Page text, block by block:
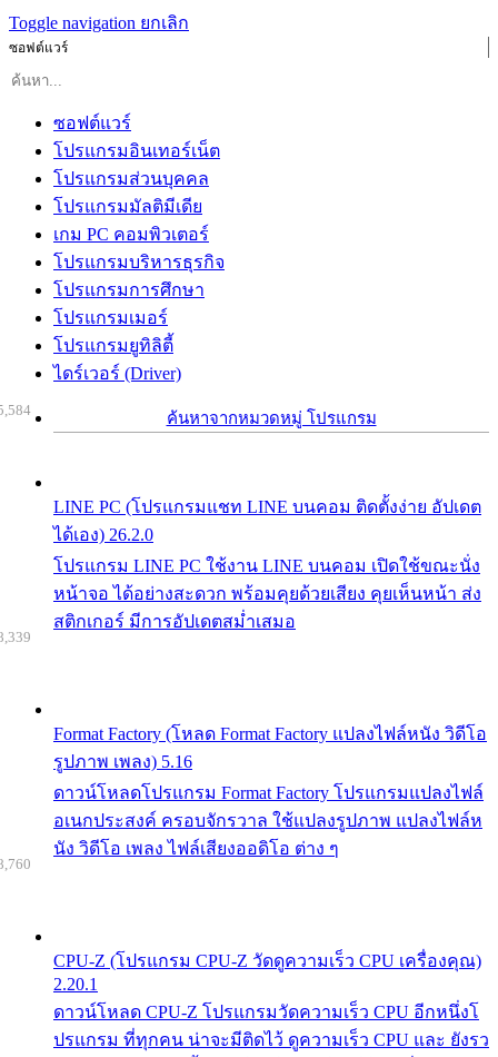
Toggle navigation ยกเลิก
ซอฟต์แวร์
ซอฟต์แวร์
โปรแกรมอินเทอร์เน็ต
โปรแกรมส่วนบุคคล
โปรแกรมมัลติมีเดีย
เกม PC คอมพิวเตอร์
โปรแกรมบริหารธุรกิจ
โปรแกรมการศึกษา
โปรแกรมเมอร์
โปรแกรมยูทิลิตี้
ไดร์เวอร์ (Driver)
ค้นหาจากหมวดหมู่ โปรแกรม
LINE PC (โปรแกรมแชท LINE บนคอม ติดตั้งง่าย อัปเดต
ได้เอง) 26.2.0
โปรแกรม LINE PC ใช้งาน LINE บนคอม เปิดใช้ขณะนั่ง
หน้าจอ ได้อย่างสะดวก พร้อมคุยด้วยเสียง คุยเห็นหน้า ส่ง
สติกเกอร์ มีการอัปเดตสม่ำเสมอ
Format Factory (โหลด Format Factory แปลงไฟล์หนัง วิดีโอ
รูปภาพ เพลง) 5.16
ดาวน์โหลดโปรแกรม Format Factory โปรแกรมแปลงไฟล์
อเนกประสงค์ ครอบจักรวาล ใช้แปลงรูปภาพ แปลงไฟล์ห
นัง วิดีโอ เพลง ไฟล์เสียงออดิโอ ต่าง ๆ
CPU-Z (โปรแกรม CPU-Z วัดดูความเร็ว CPU เครื่องคุณ)
2.20.1
ดาวน์โหลด CPU-Z โปรแกรมวัดความเร็ว CPU อีกหนึ่งโ
ปรแกรม ที่ทุกคน น่าจะมีติดไว้ ดูความเร็ว CPU และ ยังรว